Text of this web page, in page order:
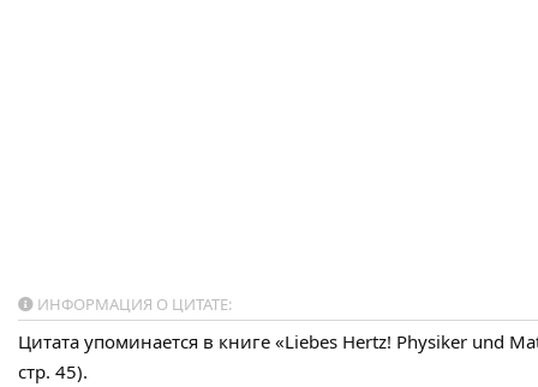
ИНФОРМАЦИЯ О ЦИТАТЕ:
Цитата упоминается в книге «Liebes Hertz! Physiker und
стр. 45).